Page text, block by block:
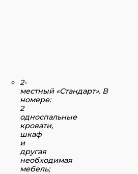
2-
местный «Стандарт». В
номере:
2
односпальные
кровати,
шкаф
и
другая
необходимая
мебель;